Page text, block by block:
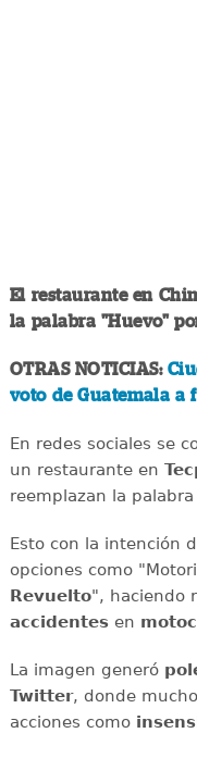
El restaurante en
la palabra "Huevo"
OTRAS NOTICIAS:
voto de Guatemala a
En redes sociales se
un restaurante en
reemplazan la
Esto con la intención
opciones como
Revuelto", haciendo
accidentesen
La imagen generó
Twitter, donde
acciones como